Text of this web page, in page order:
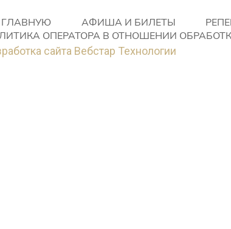
АФИША И БИЛЕТЫ
ОПЕРАТОРА В ОТНОШЕНИИ
сайта Вебстар Технологии